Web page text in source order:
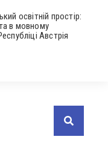
освітній простір:
в мовному
Австрія